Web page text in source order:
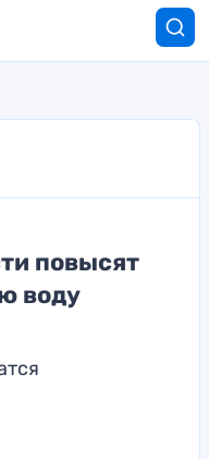
повысят
воду